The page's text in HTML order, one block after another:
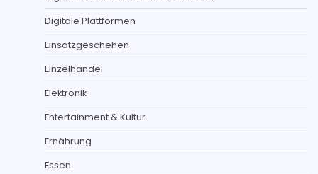
Digitale Plattformen
Einsatzgeschehen
Einzelhandel
Elektronik
Entertainment & Kultur
Ernährung
Essen